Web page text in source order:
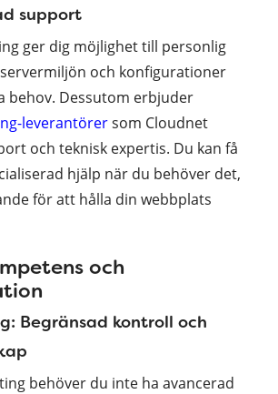
support
ger dig möjlighet till personlig
och konfigurationer
behov. Dessutom erbjuder
leverantörersom Cloudnet
och teknisk expertis. Du kan få
hjälp när du behöver det,
för att hålla din webbplats
och
Begränsad kontroll och
behöver du inte ha avancerad